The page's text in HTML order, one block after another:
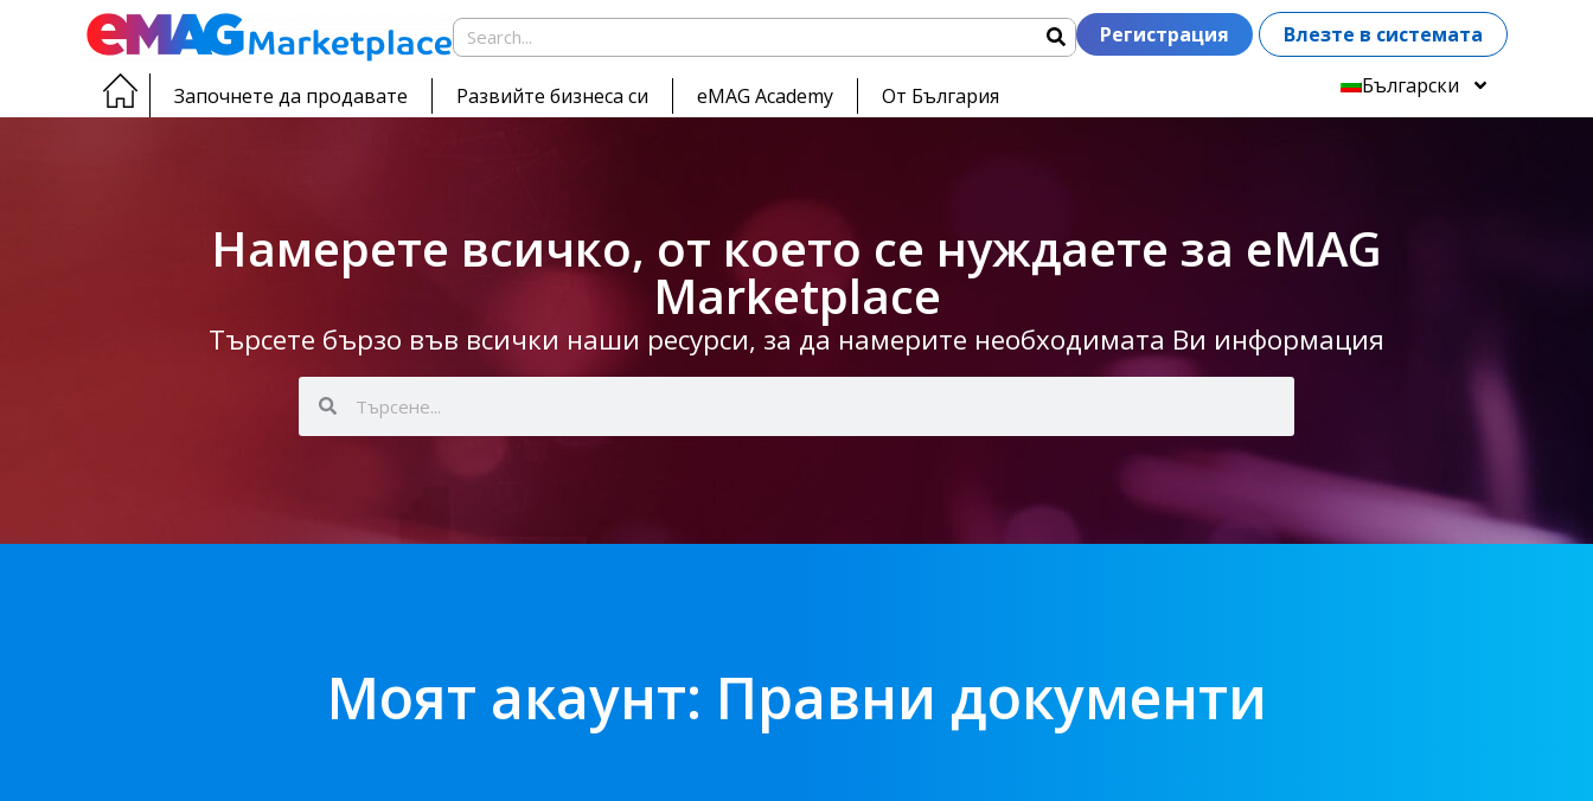
Регистрация Влезте в системата
Започнете да продавате Развийте бизнеса си eMAG Academy От България Български
Намерете всичко, от което се нуждаете за eMAG
Marketplace
Търсете бързо във всички наши ресурси, за да намерите необходимата Ви информация
Моят акаунт: Правни документи